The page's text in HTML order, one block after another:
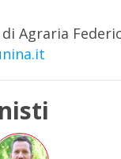
Agraria